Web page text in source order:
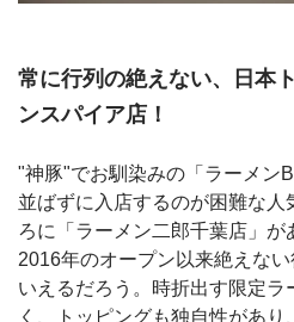
常に行列の絶えない、日本
ンスパイア店！
"神豚"でお馴染みの「ラーメン
並ばずに入店するのが困難な人
ろに「ラーメン二郎千葉店」が
2016年のオープン以来絶えな
いえるだろう。時折出す限定
く、トッピングも独自性があ